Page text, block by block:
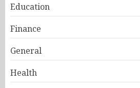
Education
Finance
General
Health